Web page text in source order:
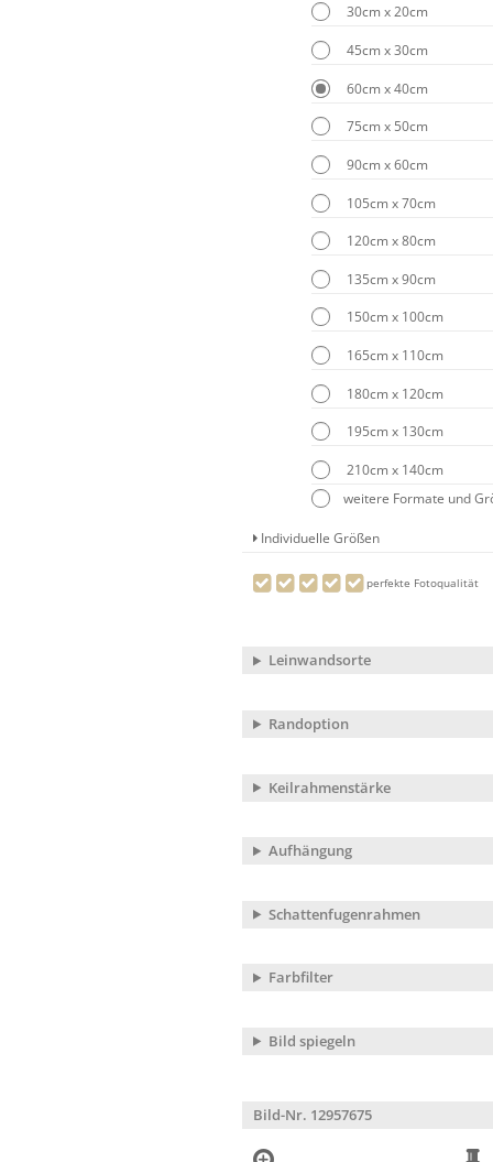
30cm x 20cm
45cm x 30cm
60cm x 40cm
75cm x 50cm
90cm x 60cm
105cm x 70cm
120cm x 80cm
135cm x 90cm
150cm x 100cm
165cm x 110cm
180cm x 120cm
195cm x 130cm
210cm x 140cm
weitere Formate und
Individuelle Größen
perfekte Fotoqualität
Leinwandsorte
Randoption
Keilrahmenstärke
Aufhängung
Schattenfugenrahmen
Farbfilter
Bild spiegeln
Bild-Nr. 12957675